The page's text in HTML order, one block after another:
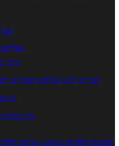
תפריטי תזונה ערכים תזונתיים
5 ימי
מחשבון קלוריות מחשבון שריפת